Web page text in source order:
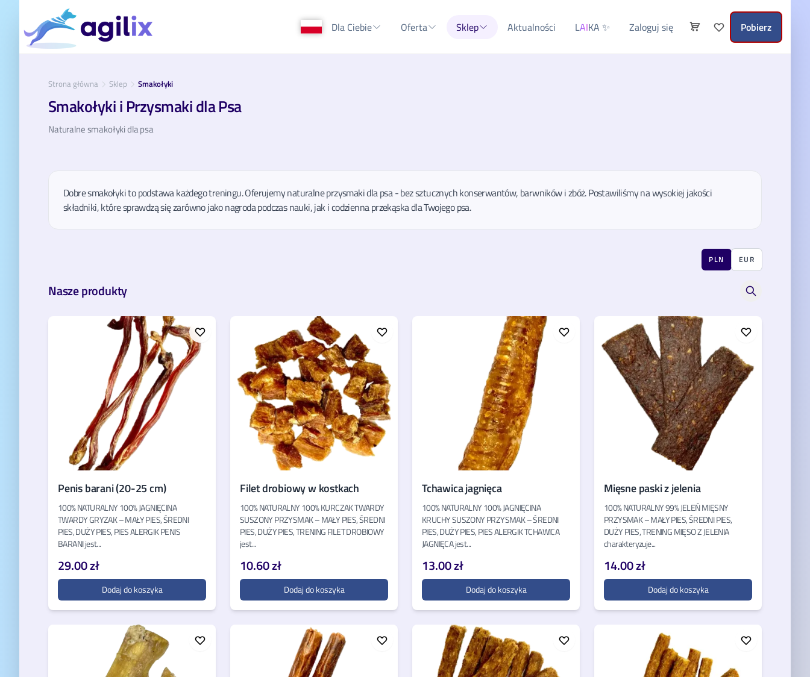
Dla Ciebie Oferta Sklep Aktualności LAIKA ✨ Zaloguj się Pobierz
Strona główna Sklep Smakołyki
Smakołyki i Przysmaki dla Psa
Naturalne smakołyki dla psa
Dobre smakołyki to podstawa każdego treningu. Oferujemy naturalne przysmaki dla psa - bez sztucznych konserwantów, barwników i zbóż. Postawiliśmy na wysokiej jakości
składniki, które sprawdzą się zarówno jako nagroda podczas nauki, jak i codzienna przekąska dla Twojego psa.
PLN EUR
Nasze produkty
Penis barani (20-25 cm)
100% NATURALNY 100% JAGNIĘCINA
TWARDY GRYZAK – MAŁY PIES, ŚREDNI
PIES, DUŻY PIES, PIES ALERGIK PENIS
BARANI jest...
29.00 zł
Dodaj do koszyka
Filet drobiowy w kostkach
100% NATURALNY 100% KURCZAK TWARDY
SUSZONY PRZYSMAK – MAŁY PIES, ŚREDNI
PIES, DUŻY PIES, TRENING FILET DROBIOWY
jest...
10.60 zł
Dodaj do koszyka
Tchawica jagnięca
100% NATURALNY 100% JAGNIĘCINA
KRUCHY SUSZONY PRZYSMAK – ŚREDNI
PIES, DUŻY PIES, PIES ALERGIK TCHAWICA
JAGNIĘCA jest...
13.00 zł
Dodaj do koszyka
Mięsne paski z jelenia
100% NATURALNY 99% JELEŃ MIĘSNY
PRZYSMAK – MAŁY PIES, ŚREDNI PIES,
DUŻY PIES, TRENING MIĘSO Z JELENIA
charakteryzuje...
14.00 zł
Dodaj do koszyka